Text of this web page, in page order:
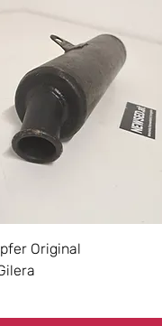
Original